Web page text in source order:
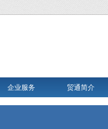
企业服务 贸通简介